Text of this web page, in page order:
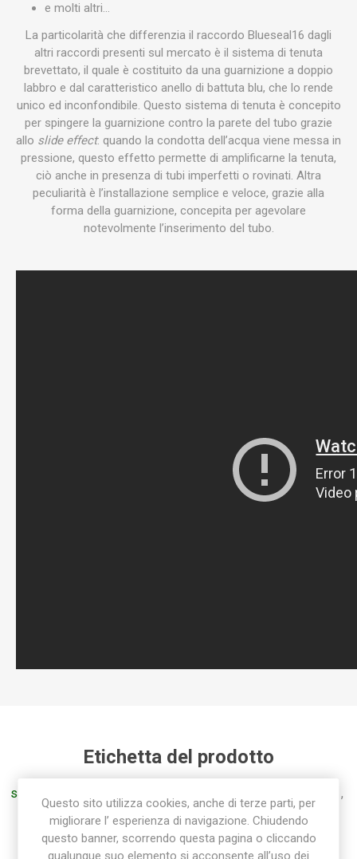
e molti altri…
La particolarità che differenzia il raccordo Blueseal16 dagli
altri raccordi presenti sul mercato è il sistema di tenuta
brevettato, il quale è costituito da una guarnizione a doppio
labbro e dal caratteristico anello di battuta blu, che lo rende
unico ed inconfondibile. Questo sistema di tenuta è concepito
per spingere la guarnizione contro la parete del tubo grazie
allo slide effect: quando la condotta dell’acqua viene messa in
pressione, questo effetto permette di amplificarne la tenuta,
ciò anche in presenza di tubi imperfetti o rovinati. Altra
peculiarità è l’installazione semplice e veloce, grazie alla
forma della guarnizione, concepita per agevolare
notevolmente l’inserimento del tubo.
Etichetta del prodotto
sab
,
raccordo ti (16) , tee (16) t (16) , raccordo polietilene
Questo sito utilizza cookies, anche di terze parti, per
migliorare l’ esperienza di navigazione. Chiudendo
questo banner, scorrendo questa pagina o cliccando
qualunque suo elemento si acconsente all’uso dei